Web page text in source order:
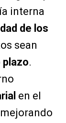
interna
de los
sean
plazo.
en el